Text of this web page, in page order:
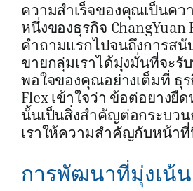
ความสำเร็จของคุณเป็นค
หนึ่งของธุรกิจ ChangYuan
คำถามแรกไปจนถึงการสนั
ขายกลุ่มเราได้มุ่งมั่นที่จะรั
พอใจของคุณอย่างเต็มที่ ธุร
Flex เข้าใจว่า ข้อต่อยางยื
นั้นเป็นสิ่งสำคัญต่อกระบว
เราให้ความสำคัญกับหน้าที่
การพัฒนาที่มุ่งเน้